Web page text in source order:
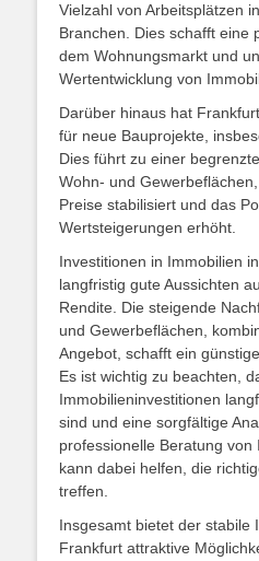
Vielzahl von Arbeitsplätzen
Branchen. Dies schafft eine
dem Wohnungsmarkt und
Wertentwicklung von
Darüber hinaus hat
für neue Bauprojekte,
Dies führt zu einer
Wohn- und
Preise stabilisiert und das
Wertsteigerungen erhöht.
Investitionen in Immobilien
langfristig gute Aussichten
Rendite. Die steigende
und Gewerbeflächen,
Angebot, schafft ein
Es ist wichtig zu beachten,
Immobilieninvestitionen
sind und eine sorgfältige
professionelle Beratung von
kann dabei helfen, die
treffen.
Insgesamt bietet der stabile
Frankfurt attraktive